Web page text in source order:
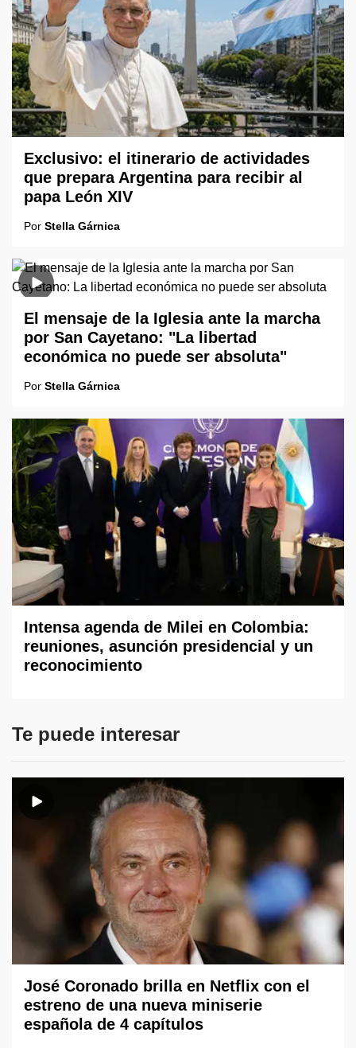
Exclusivo: el itinerario de actividades
que prepara Argentina para recibir al
papa León XIV
Por Stella Gárnica
El mensaje de la Iglesia ante la marcha
por San Cayetano: "La libertad
económica no puede ser absoluta"
Por Stella Gárnica
Intensa agenda de Milei en Colombia:
reuniones, asunción presidencial y un
reconocimiento
Te puede interesar
José Coronado brilla en Netflix con el
estreno de una nueva miniserie
española de 4 capítulos